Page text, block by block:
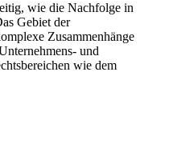
wie die Nachfolge in
Gebiet der
Zusammenhänge
und
wie dem